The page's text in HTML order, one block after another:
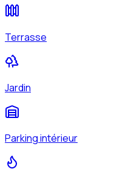
Terrasse
Jardin
Parking intérieur